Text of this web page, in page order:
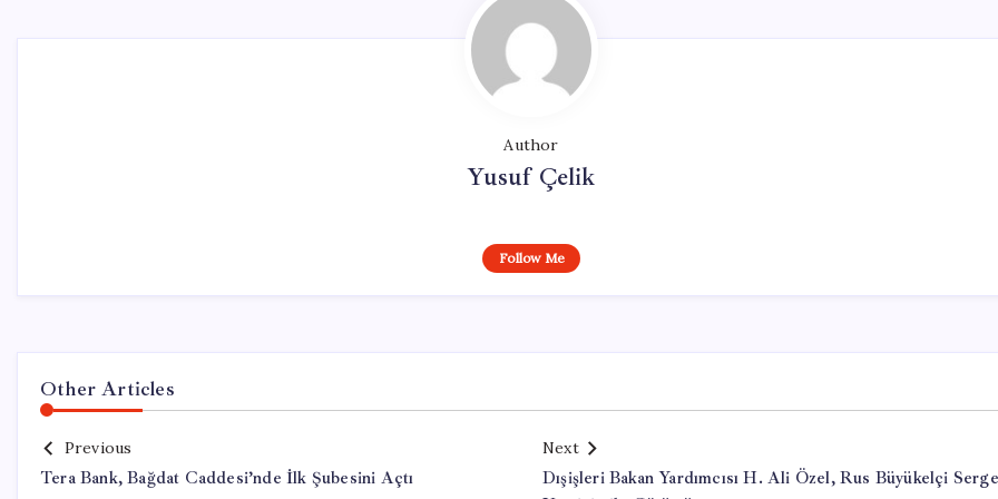
Author
Yusuf Çelik
Follow Me
Other Articles
Previous
Tera Bank, Bağdat Caddesi’nde İlk Şubesini Açtı
Next
Dışişleri Bakan Yardımcısı H. Ali Özel, Rus Büyükelçi